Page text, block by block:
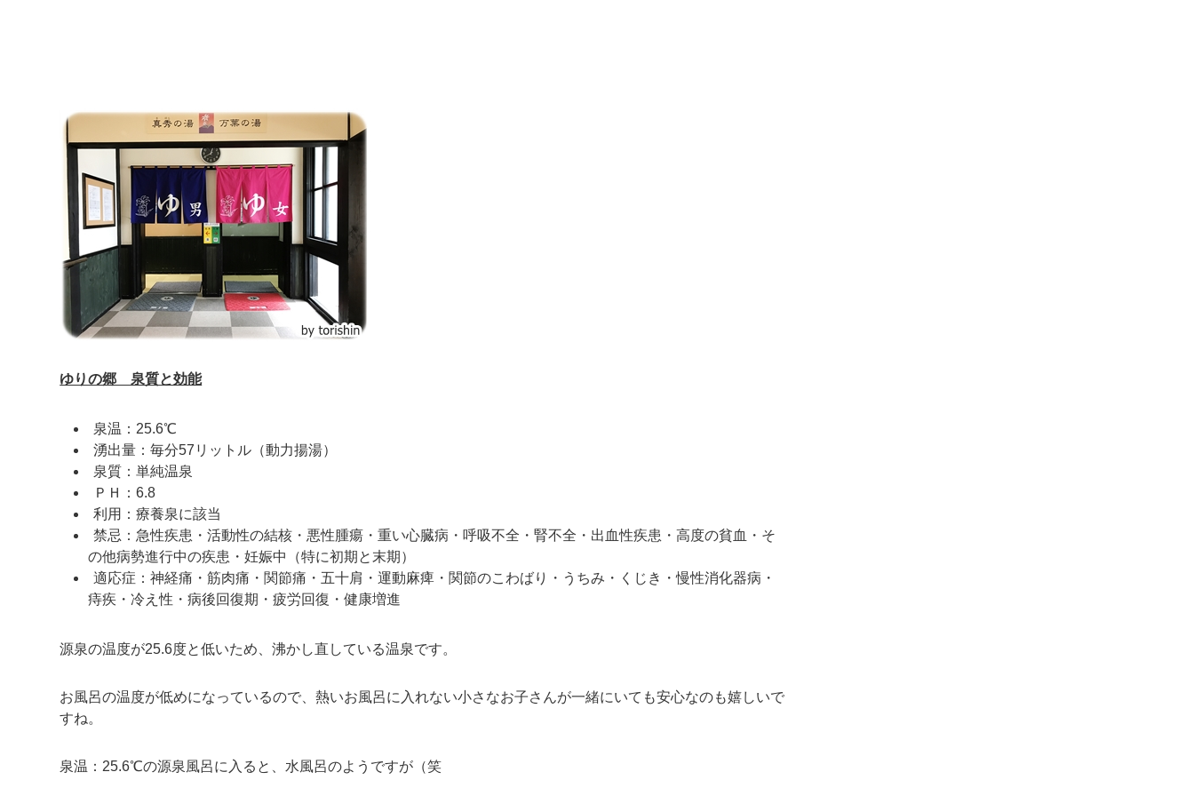
ゆりの郷 泉質と効能
泉温：25.6℃
湧出量：毎分57リットル（動力揚湯）
泉質：単純温泉
ＰＨ：6.8
利用：療養泉に該当
禁忌：急性疾患・活動性の結核・悪性腫瘍・重い心臓病・呼吸不全・腎不全・出血性疾患・高度の貧血・そ
の他病勢進行中の疾患・妊娠中（特に初期と末期）
適応症：神経痛・筋肉痛・関節痛・五十肩・運動麻痺・関節のこわばり・うちみ・くじき・慢性消化器病・
痔疾・冷え性・病後回復期・疲労回復・健康増進
源泉の温度が25.6度と低いため、沸かし直している温泉です。
お風呂の温度が低めになっているので、熱いお風呂に入れない小さなお子さんが一緒にいても安心なのも嬉しいで
すね。
泉温：25.6℃の源泉風呂に入ると、水風呂のようですが（笑